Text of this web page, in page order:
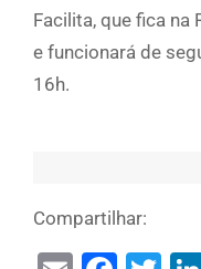
Facilita, que fica na
e funcionará de
16h.
Compartilhar: